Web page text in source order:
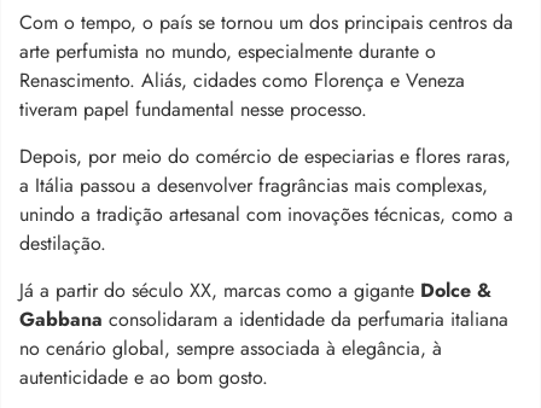
Com o tempo, o país se tornou um dos principais centros da
arte perfumista no mundo, especialmente durante o
Renascimento. Aliás, cidades como Florença e Veneza
tiveram papel fundamental nesse processo.
Depois, por meio do comércio de especiarias e flores raras,
a Itália passou a desenvolver fragrâncias mais complexas,
unindo a tradição artesanal com inovações técnicas, como a
destilação.
Já a partir do século XX, marcas como a gigante Dolce &
Gabbana consolidaram a identidade da perfumaria italiana
no cenário global, sempre associada à elegância, à
autenticidade e ao bom gosto.